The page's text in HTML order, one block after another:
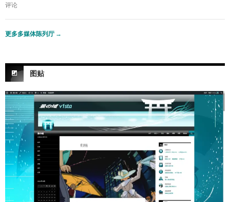
评论
更多多媒体陈列厅 →
图贴